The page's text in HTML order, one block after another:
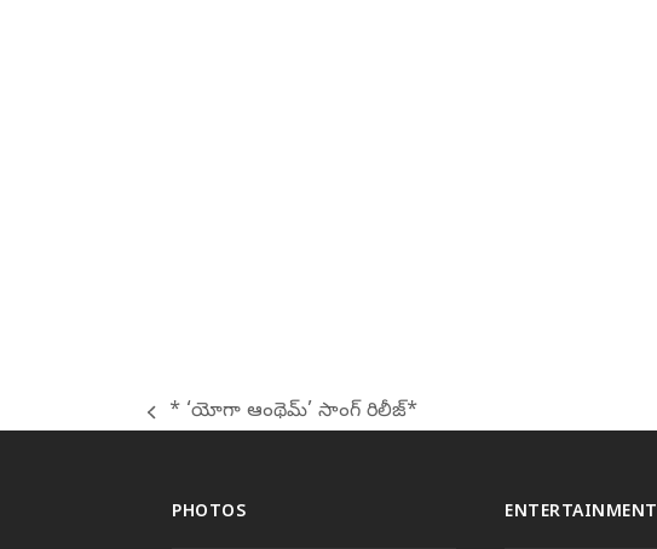
previous
* ‘యోగా ఆంథెమ్’ సాంగ్ రిలీజ్*
PHOTOS ENTERTAINMENT